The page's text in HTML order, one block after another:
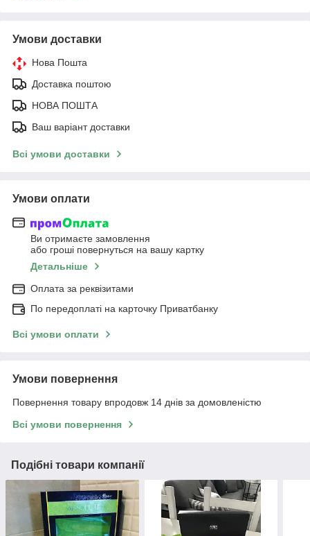
Умови доставки
Нова Пошта
Доставка поштою
НОВА ПОШТА
Ваш варіант доставки
Всі умови доставки
Умови оплати
Ви отримаєте замовлення
або гроші повернуться на вашу картку
Детальніше
Оплата за реквізитами
По передоплаті на карточку Приватбанку
Всі умови оплати
Умови повернення
Повернення товару впродовж 14 днів за домовленістю
Всі умови повернення
Подібні товари компанії